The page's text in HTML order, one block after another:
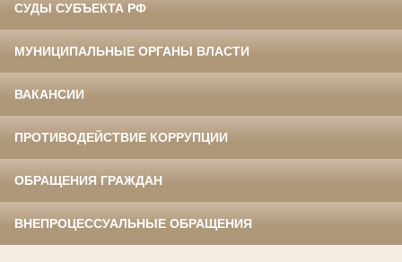
СУДЫ СУБЪЕКТА РФ
МУНИЦИПАЛЬНЫЕ ОРГАНЫ ВЛАСТИ
ВАКАНСИИ
ПРОТИВОДЕЙСТВИЕ КОРРУПЦИИ
ОБРАЩЕНИЯ ГРАЖДАН
ВНЕПРОЦЕССУАЛЬНЫЕ ОБРАЩЕНИЯ